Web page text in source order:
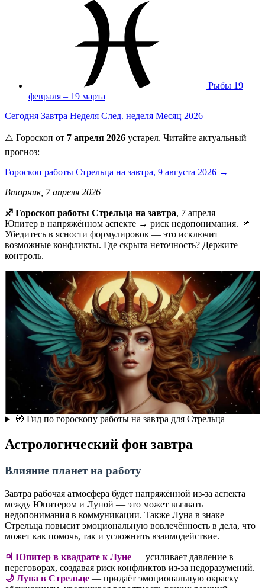
Рыбы 19
февраля – 19 марта
Сегодня Завтра Неделя След. неделя Месяц 2026
⚠️ Гороскоп от 7 апреля 2026 устарел. Читайте актуальный
прогноз:
Гороскоп работы Стрельца на завтра, 9 августа 2026 →
Вторник, 7 апреля 2026
♐ Гороскоп работы Стрельца на завтра, 7 апреля —
Юпитер в напряжённом аспекте → риск недопонимания. 📌
Убедитесь в ясности формулировок — это исключит
возможные конфликты. Где скрыта неточность? Держите
контроль.
🧭 Гид по гороскопу работы на завтра для Стрельца
Астрологический фон завтра
Влияние планет на работу
Завтра рабочая атмосфера будет напряжённой из-за аспекта
между Юпитером и Луной — это может вызвать
недопонимания в коммуникации. Также Луна в знаке
Стрельца повысит эмоциональную вовлечённость в дела, что
может как помочь, так и усложнить взаимодействие.
♃ Юпитер в квадрате к Луне — усиливает давление в
переговорах, создавая риск конфликтов из-за недоразумений.
🌙 Луна в Стрельце — придаёт эмоциональную окраску